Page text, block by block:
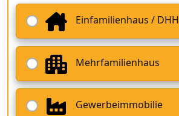
Einfamilienhaus / DHH
Mehrfamilienhaus
Gewerbeimmobilie